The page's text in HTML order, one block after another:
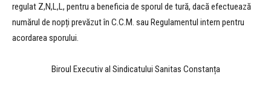
regulat Z,N,L,L, pentru a beneficia de sporul de tură, dacă efectuează
numărul de nopți prevăzut în C.C.M. sau Regulamentul intern pentru
acordarea sporului.
Biroul Executiv al Sindicatului Sanitas Constanța